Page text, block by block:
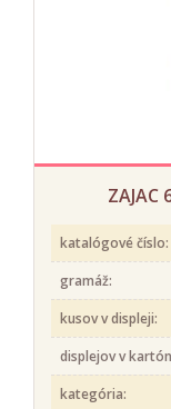
ZAJAC
katalógové číslo:
gramáž:
kusov v displeji:
displejov v
kategória: